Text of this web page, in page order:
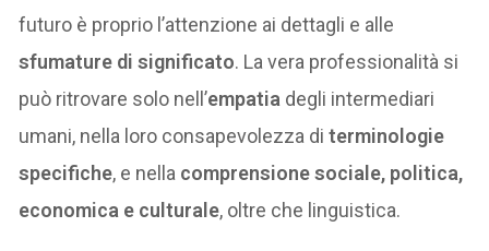
futuro è proprio l’attenzione ai dettagli e alle
sfumature di significato. La vera professionalità si
può ritrovare solo nell’empatia degli intermediari
umani, nella loro consapevolezza diterminologie
specifiche, e nella comprensione sociale, politica,
economica e culturale, oltre che linguistica.